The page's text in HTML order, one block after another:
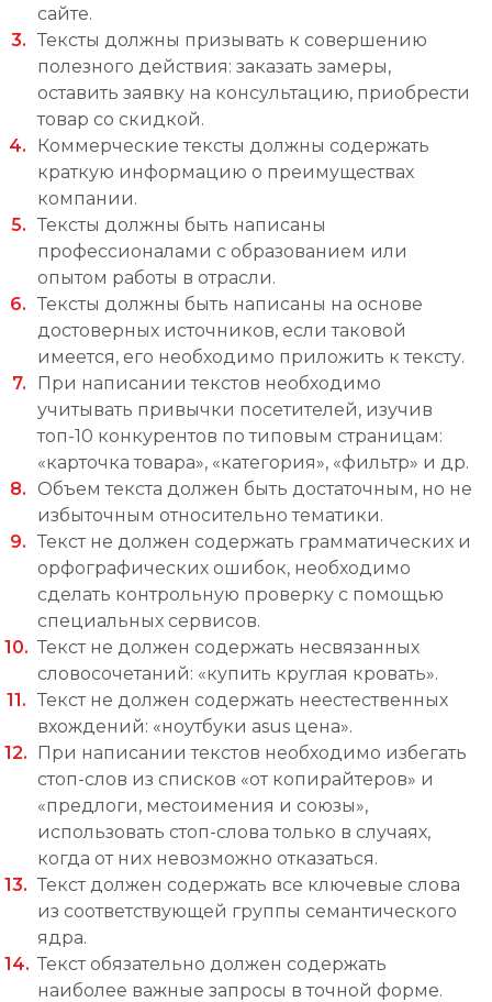
сайте.
Тексты должны призывать к совершению
полезного действия: заказать замеры,
оставить заявку на консультацию, приобрести
товар со скидкой.
Коммерческие тексты должны содержать
краткую информацию о преимуществах
компании.
Тексты должны быть написаны
профессионалами с образованием или
опытом работы в отрасли.
Тексты должны быть написаны на основе
достоверных источников, если таковой
имеется, его необходимо приложить к тексту.
При написании текстов необходимо
учитывать привычки посетителей, изучив
топ-10 конкурентов по типовым страницам:
«карточка товара», «категория», «фильтр» и др.
Объем текста должен быть достаточным, но не
избыточным относительно тематики.
Текст не должен содержать грамматических и
орфографических ошибок, необходимо
сделать контрольную проверку с помощью
специальных сервисов.
Текст не должен содержать несвязанных
словосочетаний: «купить круглая кровать».
Текст не должен содержать неестественных
вхождений: «ноутбуки asus цена».
При написании текстов необходимо избегать
стоп-слов из списков «от копирайтеров» и
«предлоги, местоимения и союзы»,
использовать стоп-слова только в случаях,
когда от них невозможно отказаться.
Текст должен содержать все ключевые слова
из соответствующей группы семантического
ядра.
Текст обязательно должен содержать
наиболее важные запросы в точной форме.